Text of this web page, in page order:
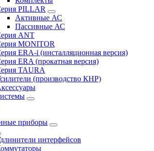
PILLAR
Активные АС
Пассивные АС
ANT
MONITOR
ERA-i (инсталляционная версия)
ERA (прокатная версия)
TAURA
(производство КНР)
приборы
интерфейсов